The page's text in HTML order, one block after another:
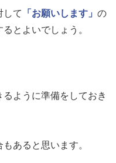
して 「お願いします」 の
とよいでしょう。
ように準備をしておき
あると思います。